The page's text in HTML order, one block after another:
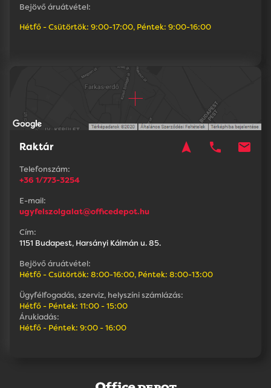
Bejövő áruátvétel:
Hétfő - Csütörtök: 9:00-17:00, Péntek: 9:00-16:00
Raktár navigation phone mail
Telefonszám:
+36 1/773-3254
E-mail:
ugyfelszolgalat@officedepot.hu
Cím:
1151 Budapest, Harsányi Kálmán u. 85.
Bejövő áruátvétel:
Hétfő - Csütörtök: 8:00-16:00, Péntek: 8:00-13:00
Ügyfélfogadás, szerviz, helyszíni számlázás:
Hétfő - Péntek: 11:00 - 15:00
Árukiadás:
Hétfő - Péntek: 9:00 - 16:00